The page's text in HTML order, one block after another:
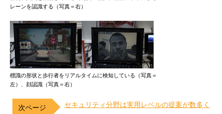
レーンを認識する（写真＝右）
標識の形状と歩行者をリアルタイムに検知している（写真＝
左）、顔認識（写真＝右）
セキュリティ分野は実用レベルの提案が数多く